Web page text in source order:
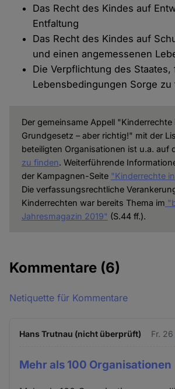
Das Recht des Kindes auf
Entfaltung
Das Recht des Kindes auf
und einen angemessenen
Die Verpflichtung des
Lebensbedingungen Sorge zu
Der gemeinsame Appell "Kinderrechte
Grundgesetz – aber richtig!" mit der
beteiligten Organisationen ist u.a. auf
zu finden. Weiterführende
der Kampagnen-Seite "Kinderrechte
Die verfassungsrechtliche
Kinderrechten war bereits Thema im
Jahresmagazin 2019" (S.44 ff.).
Kommentare (6)
Netiquette für Kommentare
Hans Trutnau (nicht überprüft) Fr.
Mehr als 100 Organisationen